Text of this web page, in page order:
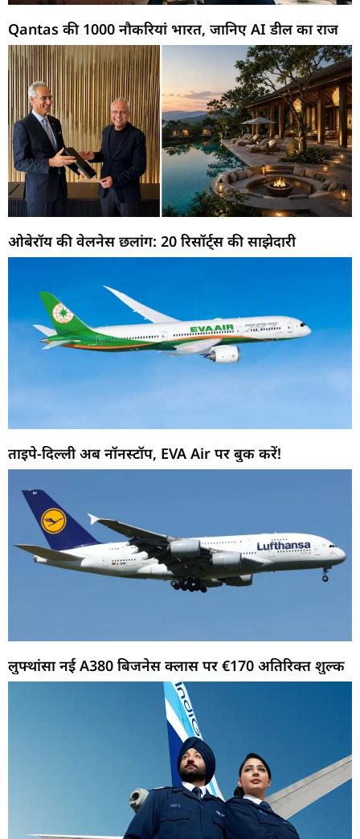
Qantas की 1000 नौकरियां भारत, जानिए AI डील का राज
ओबेरॉय की वेलनेस छलांग: 20 रिसॉर्ट्स की साझेदारी
ताइपे-दिल्ली अब नॉनस्टॉप, EVA Air पर बुक करें!
लुफ्थांसा नई A380 बिजनेस क्लास पर €170 अतिरिक्त शुल्क